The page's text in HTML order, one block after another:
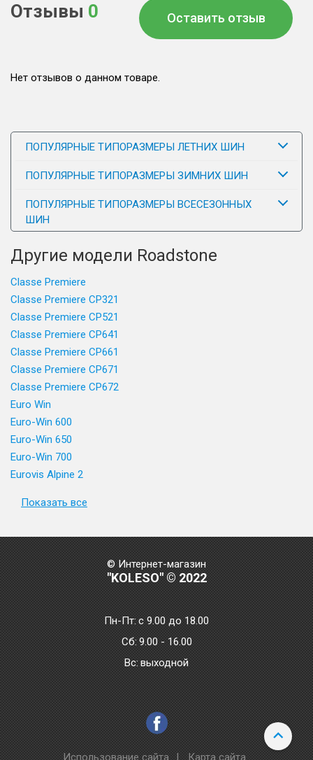
Отзывы 0 Оставить отзыв
Нет отзывов о данном товаре.
ПОПУЛЯРНЫЕ ТИПОРАЗМЕРЫ ЛЕТНИХ ШИН
ПОПУЛЯРНЫЕ ТИПОРАЗМЕРЫ ЗИМНИХ ШИН
ПОПУЛЯРНЫЕ ТИПОРАЗМЕРЫ ВСЕСЕЗОННЫХ
ШИН
Другие модели Roadstone
Classe Premiere
Classe Premiere CP321
Classe Premiere CP521
Classe Premiere CP641
Classe Premiere CP661
Classe Premiere CP671
Classe Premiere CP672
Euro Win
Euro-Win 600
Euro-Win 650
Euro-Win 700
Eurovis Alpine 2
Показать все
© Интернет-магазин
"KOLESO" © 2022
Пн-Пт:с 9.00 до 18.00
Сб: 9.00 - 16.00
Bc: выходной
Использование сайта | Карта сайта